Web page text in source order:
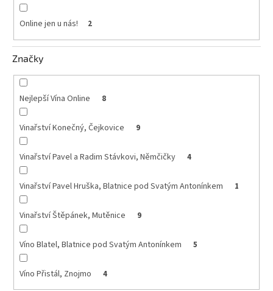
vína
Delikatesy
k
vínu
Vývrtky
BiB
větší
objem
Ostatní
vína
Značky
Přihlášení
Online jen u nás! 2
Značky
Nejlepší Vína Online 8
Vinařství Konečný, Čejkovice 9
Vinařství Pavel a Radim Stávkovi, Němčičky 4
Vinařství Pavel Hruška, Blatnice pod Svatým Antonínkem 1
Vinařství Štěpánek, Mutěnice 9
Víno Blatel, Blatnice pod Svatým Antonínkem 5
Víno Přistál, Znojmo 4